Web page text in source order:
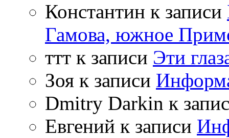
Константин к записи
Гамова, южное
ттт к записи Эти
Зоя к записи
Dmitry Darkin к
Евгений к записи